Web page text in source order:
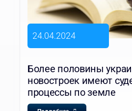
24.04.2024
Более половины
новостроек имеют
процессы по земле